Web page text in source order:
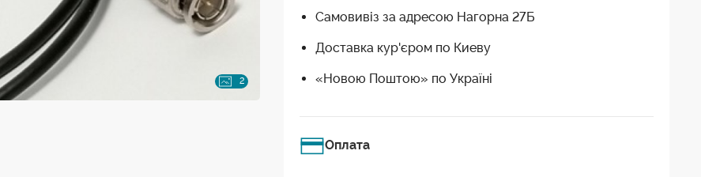
2
Самовивіз за адресою Нагорна 27Б
Доставка кур'єром по Киеву
«Новою Поштою» по Україні
Оплата